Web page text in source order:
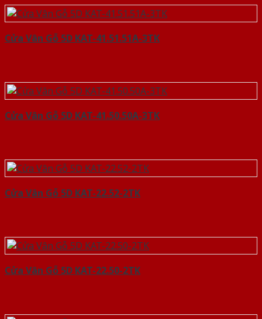
Cửa Vân Gỗ 5D KAT-41.51.51A-3TK
Cửa Vân Gỗ 5D KAT-41.50.50A-3TK
Cửa Vân Gỗ 5D KAT-22.52-2TK
Cửa Vân Gỗ 5D KAT-22.50-2TK